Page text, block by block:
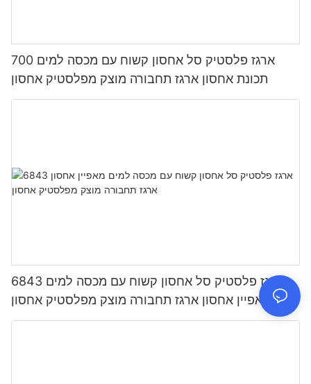
700 ארגז פלסטיק סל אחסון קשוח עם מכסה למים
תכונת אחסון ארגז תחבורה מוצק מפלסטיק אחסון
6843 ארגז פלסטיק סל אחסון קשוח עם מכסה למים
מאפיין אחסון ארגז תחבורה מוצק מפלסטיק אחסון